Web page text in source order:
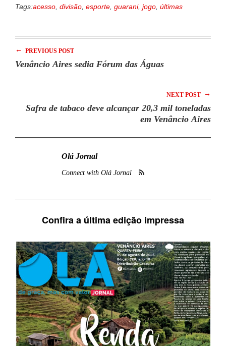
Tags:acesso, divisão, esporte, guarani, jogo, últimas
← PREVIOUS POST
Venâncio Aires sedia Fórum das Águas
NEXT POST →
Safra de tabaco deve alcançar 20,3 mil toneladas
em Venâncio Aires
Olá Jornal
Connect with Olá Jornal
Confira a última edição impressa